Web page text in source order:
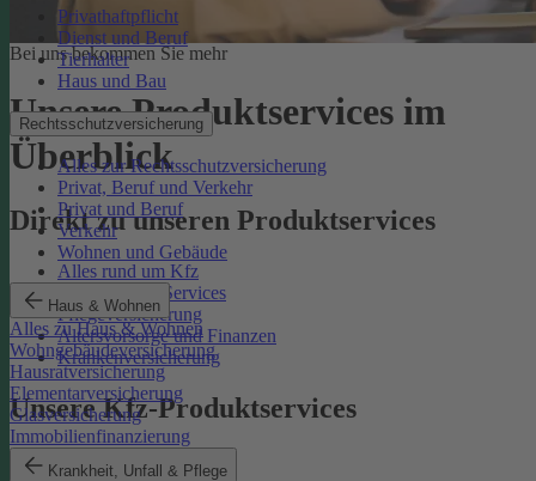
Privathaftpflicht
Dienst und Beruf
Tierhalter
Haus und Bau
Rechtsschutzversicherung
Alles zur Rechtsschutzversicherung
Privat, Beruf und Verkehr
Privat und Beruf
Verkehr
Wohnen und Gebäude
Haus & Wohnen
Alles zu Haus & Wohnen
Wohngebäudeversicherung
Hausratversicherung
Elementarversicherung
Glasversicherung
Immobilienfinanzierung
Krankheit, Unfall & Pflege
Bei uns bekommen Sie mehr
Unsere Produktservices im
Überblick
Direkt zu unseren Produktservices
Alles rund um Kfz
Rechtsschutz-Services
Pflegeversicherung
Altersvorsorge und Finanzen
Krankenversicherung
Unsere Kfz-Produktservices
eVB-Nummer